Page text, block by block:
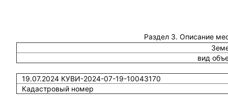
Раздел 3. Описание
вид
19.07.2024 КУВИ-2024-07-19-10043170
Кадастровый номер